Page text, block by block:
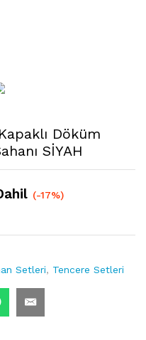
Döküm
SİYAH
(-17%)
Setleri, Tencere Setleri